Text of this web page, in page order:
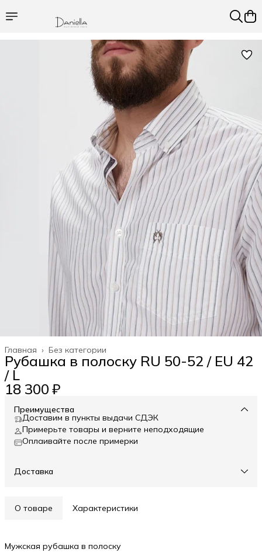
Без категории
Главная ›
Рубашка в полоску RU 50-52 / EU 42
/ L
18 300 ₽
Преимущества
Доставим в пункты выдачи СДЭК
Примерьте товары и верните неподходящие
Оплаивайте после примерки
Доставка
О товаре Характеристики
Мужская рубашка в полоску